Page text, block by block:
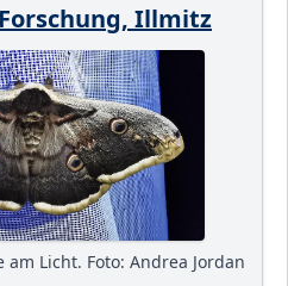
Illmitz
Licht. Foto: Andrea Jordan